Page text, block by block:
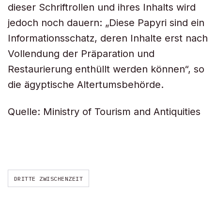
dieser Schriftrollen und ihres Inhalts wird
jedoch noch dauern: „Diese Papyri sind ein
Informationsschatz, deren Inhalte erst nach
Vollendung der Präparation und
Restaurierung enthüllt werden können“, so
die ägyptische Altertumsbehörde.
Quelle: Ministry of Tourism and Antiquities
DRITTE ZWISCHENZEIT